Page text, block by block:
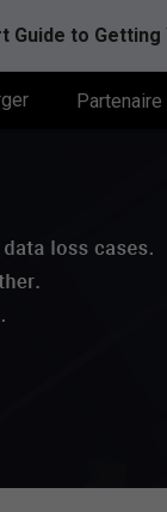
Guide to
Partenaire